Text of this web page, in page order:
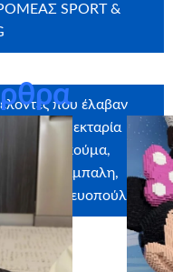
SPORT &
που έλαβαν
Νεκταρία
Βανέσα Γκούμα,
Καράμπαλη,
Παρασκευοπούλου